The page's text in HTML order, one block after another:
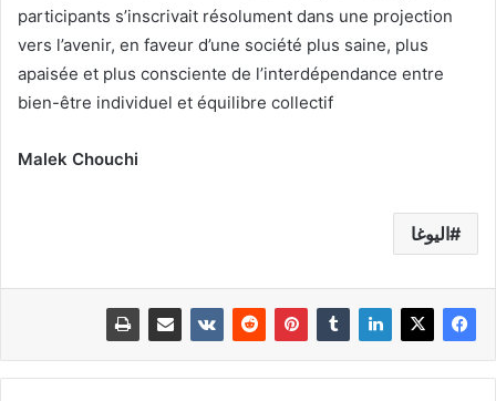
participants s’inscrivait résolument dans une projection
vers l’avenir, en faveur d’une société plus saine, plus
apaisée et plus consciente de l’interdépendance entre
bien-être individuel et équilibre collectif
Malek Chouchi
اليوغا